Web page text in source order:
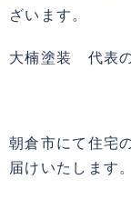
ざいます。
大楠塗装 代表の
朝倉市にて住宅
届けいたします。